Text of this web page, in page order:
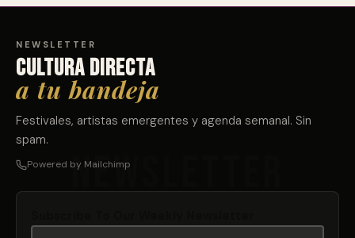
NEWSLETTER
Cultura directa
a tu bandeja
Festivales, artistas emergentes y agenda semanal. Sin
spam.
Powered by Mailchimp